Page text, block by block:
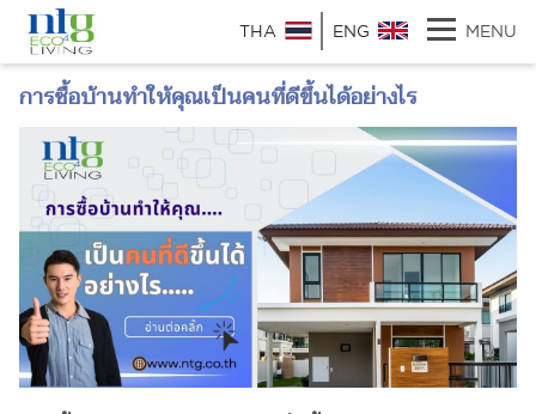
THA ENG MENU
การซื้อบ้านทำให้คุณเป็นคนที่ดีขึ้นได้อย่างไร